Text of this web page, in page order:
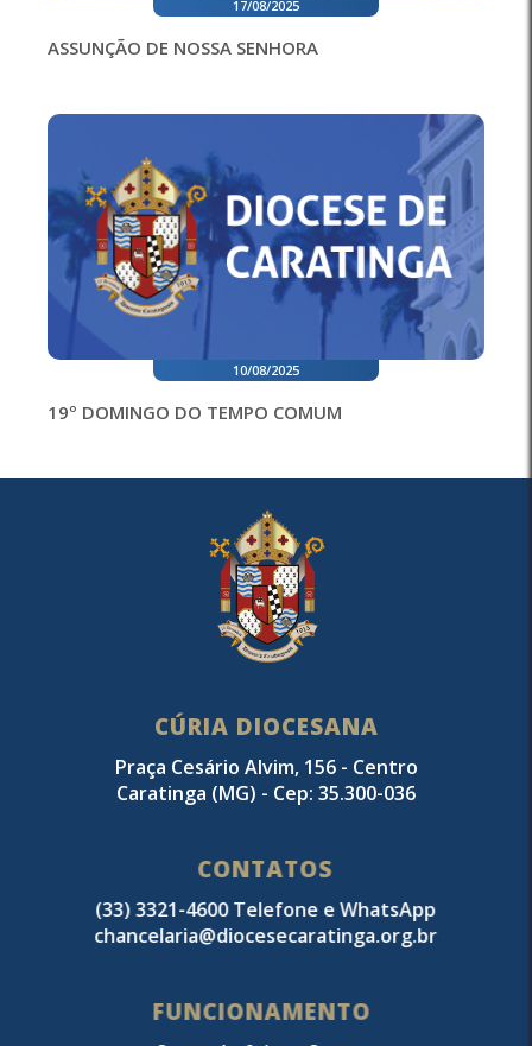
17/08/2025
ASSUNÇÃO DE NOSSA SENHORA
10/08/2025
19º DOMINGO DO TEMPO COMUM
CÚRIA DIOCESANA
Praça Cesário Alvim, 156 - Centro
Caratinga (MG) - Cep: 35.300-036
CONTATOS
(33) 3321-4600 Telefone e WhatsApp
chancelaria@diocesecaratinga.org.br
FUNCIONAMENTO